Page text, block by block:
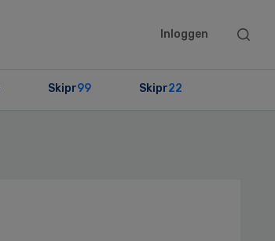
Inloggen
Search
Skipr99 Skipr22